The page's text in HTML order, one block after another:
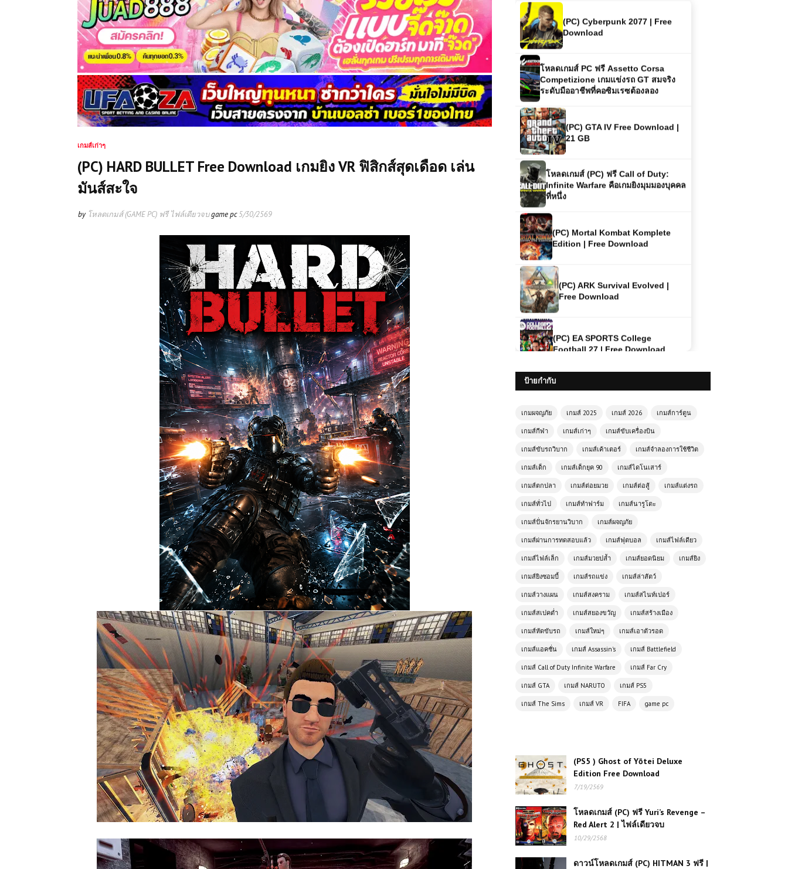
เกมส์เก่าๆ
(PC) HARD BULLET Free Download เกมยิง VR ฟิสิกส์สุดเดือด เล่น
มันส์สะใจ
by โหลดเกมส์ (GAME PC) ฟรี ไฟล์เดียวจบgame pc5/30/2569
Download
โหลดเกมส์ PC ฟรี Assetto Corsa
ระดับมืออาชีพที่คอซิมเรซต้องลอง
21 GB
โหลดเกมส์ (PC) ฟรี Call of Duty:
ที่หนึ่ง
(PC) EA SPORTS College
Football 27 | Free Download
Download
(PC) One Piece Pirate Warriors 4
| Free Download
(PC) Call of Duty: Modern
Warfare 3
(PC) Call of Duty Modern Warfare
โหลดเกมส์ (PC) ฟรี Clair Obscur:
Expedition 33 สุดยอดเกม RPG แห่งปี
ห้ามพลาด
(PC) Assassin’s Creed Odyssey |
Protocol เกมสยองขวัญเอาชีวิตรอดสุด
โหลดเกมส์ (PC) Assassin's Creed
IV Black Flag | Free Download
(PC) HARD BULLET Free
Download เกมยิง VR ฟิสิกส์สุดเดือด
เล่นมันส์สะใจ
ป้ายกำกับ
เกมผจญภัย เกมส์ 2025 เกมส์ 2026 เกมส์การ์ตูน
เกมส์กีฬา เกมส์เก่าๆ เกมส์ขับเครื่องบิน
เกมส์ขับรถวิบาก เกมส์เค้าเตอร์ เกมส์จำลองการใช้ชีวิต
เกมส์เด็ก เกมส์เด็กยุค 90 เกมส์ไดโนเสาร์
เกมส์ตกปลา เกมส์ต่อยมวย เกมส์ต่อสู้ เกมส์แต่งรถ
เกมส์ทั่วไป เกมส์ทำฟาร์ม เกมส์นารูโตะ
เกมส์ปั่นจักรยานวิบาก เกมส์ผจญภัย
เกมส์ผ่านการทดสอบแล้ว เกมส์ฟุตบอล เกมส์ไฟล์เดียว
เกมส์ไฟล์เล็ก เกมส์มวยปล้ำ เกมส์ยอดนิยม เกมส์ยิง
เกมส์ยิงซอมบี้ เกมส์รถแข่ง เกมส์ล่าสัตว์
เกมส์วางแผน เกมส์สงคราม เกมส์สไนท์เปอร์
เกมส์สเปคต่ำ เกมส์สยองขวัญ เกมส์สร้างเมือง
เกมส์หัดขับรถ เกมส์ใหม่ๆ เกมส์เอาตัวรอด
เกมส์แอคชั่น เกมส์ Assassin's เกมส์ Battlefield
เกมส์ Call of Duty Infinite Warfare เกมส์ Far Cry
เกมส์ GTA เกมส์ NARUTO เกมส์ PS5
เกมส์ The Sims เกมส์ VR FIFA game pc
(PS5 ) Ghost of Yōtei Deluxe
Edition Free Download
7/19/2569
โหลดเกมส์ (PC) ฟรี Yuri’s Revenge –
Red Alert 2 | ไฟล์เดียวจบ
10/29/2568
ดาวน์โหลดเกมส์ (PC) HITMAN 3 ฟรี |